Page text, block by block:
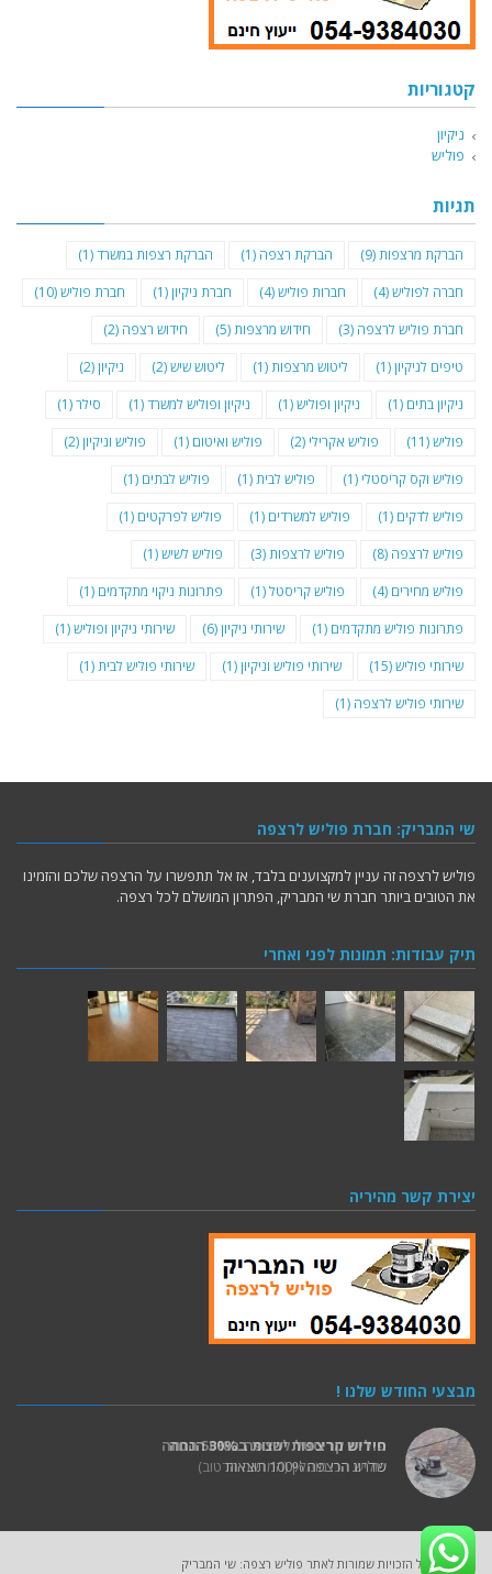
קטגוריות
ניקיון
פוליש
תגיות
הברקת מרצפות(9) הברקת רצפה (1) הברקת רצפות במשרד(1)
חברה לפוליש(4) חברות פוליש(4) חברת ניקיון(1) חברת פוליש(10)
חברת פוליש לרצפה (3) חידוש מרצפות(5) חידוש רצפה (2)
טיפים לניקיון(1) ליטוש מרצפות(1) ליטוש שיש(2) ניקיון(2)
ניקיון בתים (1) ניקיון ופוליש(1) ניקיון ופוליש למשרד(1) סילר(1)
פוליש(11) פוליש אקרילי (2) פוליש ואיטום (1) פוליש וניקיון(2)
פוליש וקס קריסטלי (1) פוליש לבית(1) פוליש לבתים (1)
פוליש לדקים (1) פוליש למשרדים (1) פוליש לפרקטים (1)
פוליש לרצפה (8) פוליש לרצפות(3) פוליש לשיש(1)
פוליש מחירים (4) פוליש קריסטל(1) פתרונות ניקוי מתקדמים (1)
פתרונות פוליש מתקדמים (1) שירותי ניקיון(6) שירותי ניקיון ופוליש(1)
שירותי פוליש(15) שירותי פוליש וניקיון(1) שירותי פוליש לבית(1)
שירותי פוליש לרצפה (1)
שי המבריק: חברת פוליש לרצפה
פוליש לרצפה זה עניין למקצוענים בלבד, אז אל תתפשרו על הרצפה שלכם והזמינו
את הטובים ביותר חברת שי המבריק, הפתרון המושלם לכל רצפה.
תיק עבודות: תמונות לפני ואחרי
יצירת קשר מהיריה
מבצעי החודש שלנו !
חידוש מרצפות ישנות ב30% הנחה
שדרוג הרצפה 100% תוצאות
2025 (C) כל הזכויות שמורות לאתר פוליש רצפה: שי המבריק